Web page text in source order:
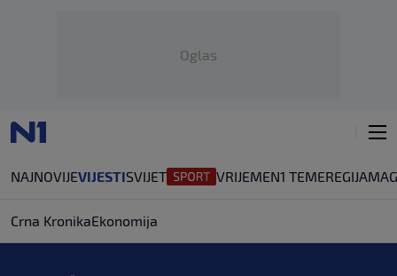
Oglas
NAJNOVIJEVIJESTISVIJET VRIJEMEN1 TEMEREGIJA
Crna KronikaEkonomija